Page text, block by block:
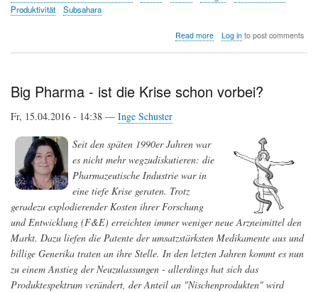
Produktivität
Subsahara
Read moreabout
Produktivität
Hunger
und
Log into post comments
Big Pharma - ist die Krise schon vorbei?
Fr, 15.04.2016 - 14:38 — Inge Schuster
Seit den späten 1990er Jahren war
es nicht mehr wegzudiskutieren: die
Pharmazeutische Industrie war in
eine tiefe Krise geraten. Trotz
geradezu explodierender Kosten ihrer Forschung
und Entwicklung (F&E) erreichten immer weniger neue Arzneimittel den
Markt. Dazu liefen die Patente der umsatzstärksten Medikamente aus und
billige Generika traten an ihre Stelle. In den letzten Jahren kommt es nun
zu einem Anstieg der Neuzulassungen - allerdings hat sich das
Produktespektrum verändert, der Anteil an "Nischenprodukten" wird